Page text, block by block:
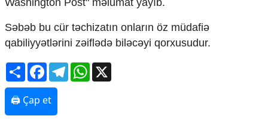
Video
Podcast
Humanitar
Elm və təhsil
Mədəniyyət
Diaspor
Yüksəliş hekayəsi
Washington Post" məlumat yayıb.
Səbəb bu cür təchizatın onların öz müdafiə
qabiliyyətlərini zəiflədə biləcəyi qorxusudur.
ShareFacebookTelegramWhatsApp
🖨 Çap et